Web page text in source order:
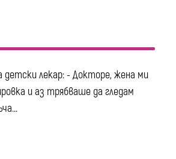
детски лекар: - Докторе, жена ми
и аз трябваше да гледам